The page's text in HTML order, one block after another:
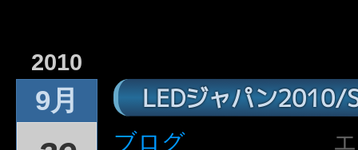
2010
9月 LEDジャパン
ブログ